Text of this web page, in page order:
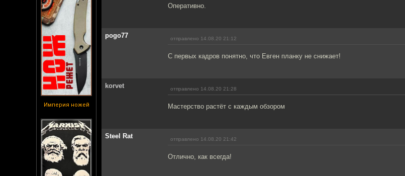
Империя ножей
Оперативно.
pogo77 отправлено 14.08.20 21:12
С первых кадров понятно, что Евген планку не снижает!
korvet отправлено 14.08.20 21:28
Мастерство растёт с каждым обзором
Steel Rat отправлено 14.08.20 21:42
Отлично, как всегда!